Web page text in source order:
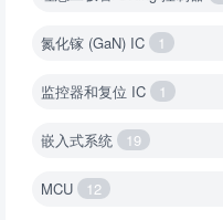
氮化镓 (GaN) IC 1
监控器和复位 IC 1
嵌入式系统 19
MCU 12